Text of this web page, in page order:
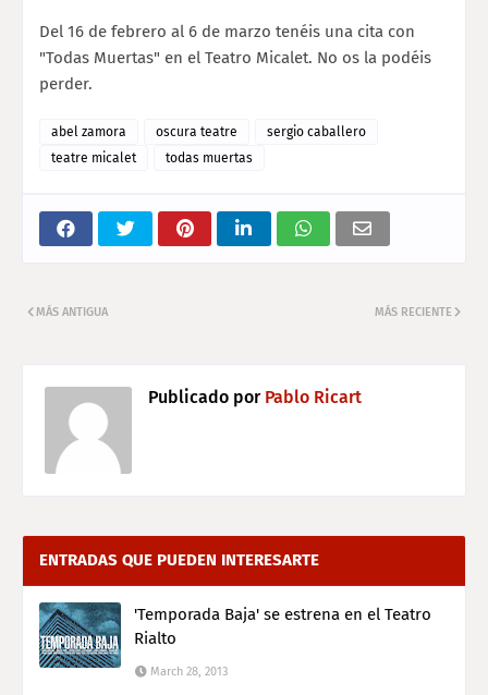
Del 16 de febrero al 6 de marzo tenéis una cita con
"Todas Muertas" en el Teatro Micalet. No os la podéis
perder.
abel zamora oscura teatre
sergio caballero
teatre micalet
todas muertas
MÁS RECIENTE
MÁS ANTIGUA
Publicado porPablo Ricart
ENTRADAS QUE PUEDEN INTERESARTE
'Temporada Baja' se estrena en el Teatro
Rialto
March 28, 2013